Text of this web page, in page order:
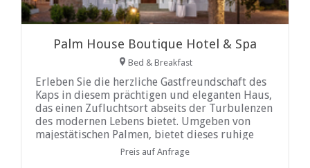
Palm House Boutique Hotel & Spa
Bed & Breakfast
Erleben Sie die herzliche Gastfreundschaft des
Kaps in diesem prächtigen und eleganten Haus,
das einen Zufluchtsort abseits der Turbulenzen
des modernen Lebens bietet. Umgeben von
majestätischen Palmen, bietet dieses ruhige
Refugium einen Blick auf die herrlichen
Constantiaberge und den Blick auf die "Zwölf
Preis auf Anfrage